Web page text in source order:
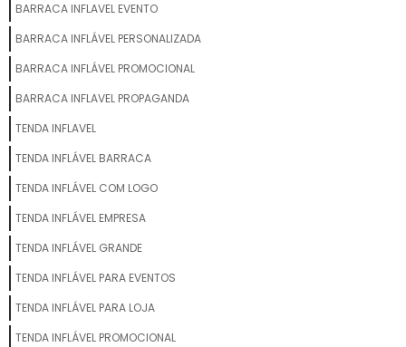
BARRACA INFLAVEL EVENTO
BARRACA INFLÁVEL PERSONALIZADA
BARRACA INFLÁVEL PROMOCIONAL
BARRACA INFLAVEL PROPAGANDA
TENDA INFLAVEL
TENDA INFLÁVEL BARRACA
TENDA INFLÁVEL COM LOGO
TENDA INFLÁVEL EMPRESA
TENDA INFLÁVEL GRANDE
TENDA INFLÁVEL PARA EVENTOS
TENDA INFLÁVEL PARA LOJA
TENDA INFLÁVEL PROMOCIONAL